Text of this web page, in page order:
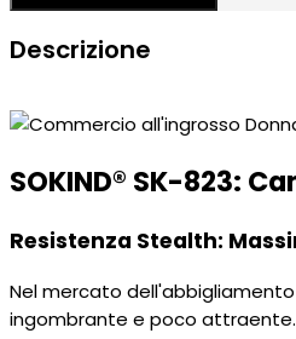
Descrizione
SOKIND® SK-823:
Resistenza Stealth:
Nel mercato
ingombrante e poco attraente.